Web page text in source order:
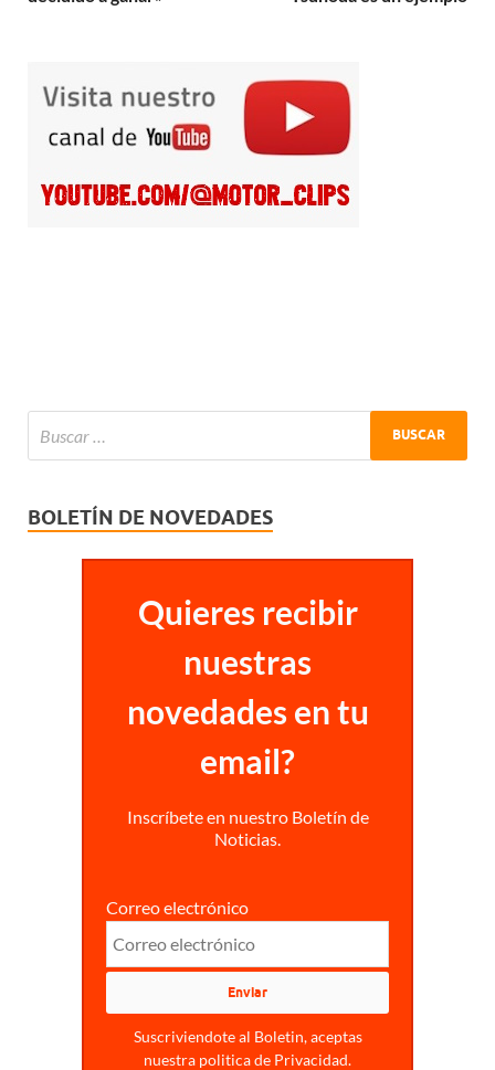
BOLETÍN DE NOVEDADES
Quieres recibir
nuestras
novedades en tu
email?
Inscríbete en nuestro Boletín de
Noticias.
Correo electrónico
Suscriviendote al Boletin, aceptas
nuestra politica de Privacidad.